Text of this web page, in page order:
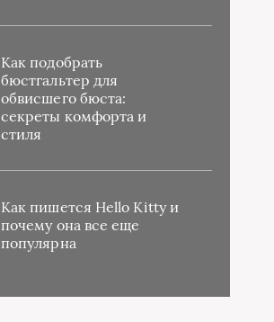
Как подобрать
бюстгальтер для
обвисшего бюста:
секреты комфорта и
стиля
Как пишется Hello Kitty и
почему она все еще
популярна